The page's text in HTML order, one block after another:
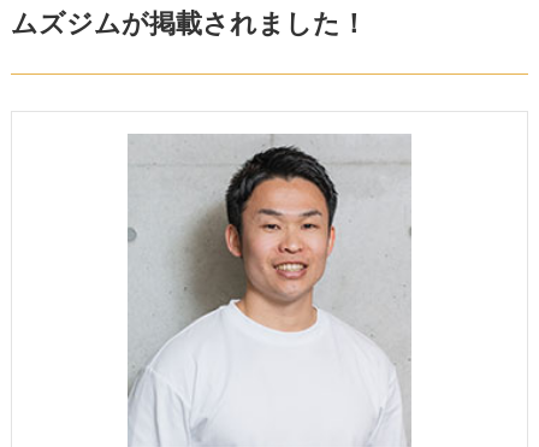
ムズジムが掲載されました！